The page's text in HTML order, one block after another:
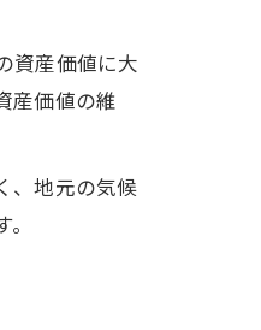
資産価値に大
産価値の維
、地元の気候